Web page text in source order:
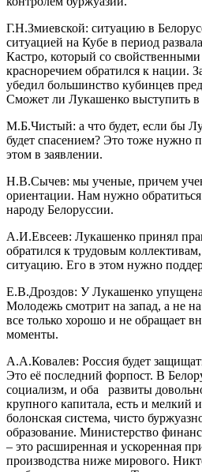
Г.Н.Змиевской: ситуацию в
ситуацией на Кубе в период
Кастро, который со
красноречием обратился к нации.
убедил большинство кубинцев
Сможет ли Лукашенко выступить в
М.Б.Чистый: а что будет, если бы
будет спасением? Это тоже нужно
этом в заявлении.
Н.В.Сычев: мы ученые, причем
ориентации. Нам нужно
народу Белоруссии.
А.И.Евсеев: Лукашенко принял
обратился к трудовым
ситуацию. Его в этом нужно
Е.В.Дроздов: У Лукашенко
Молодежь смотрит на запад, а не
все только хорошо и не обращает
моменты.
А.А.Ковалев: Россия будет
Это её последний форпост. В
социализм, и оба развиты
крупного капитала, есть и мелкий
болонская система, чисто
образование. Министерство
– это расширенная и ускоренная
производства ниже мирового.